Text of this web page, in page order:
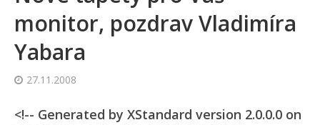
monitor, pozdrav Vladimíra
Yabara
27.11.2008
<!-- Generated by XStandard version 2.0.0.0 on